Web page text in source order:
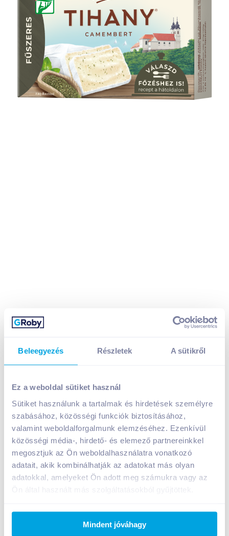
Beleegyezés Részletek A sütikről
Ez a weboldal sütiket használ
Sütiket használunk a tartalmak és hirdetések személyre
szabásához, közösségi funkciók biztosításához,
valamint weboldalforgalmunk elemzéséhez. Ezenkívül
közösségi média-, hirdető- és elemező partnereinkkel
megosztjuk az Ön weboldalhasználatra vonatkozó
adatait, akik kombinálhatják az adatokat más olyan
adatokkal, amelyeket Ön adott meg számukra vagy az
Ön által használt más szolgáltatásokból gyűjtöttek.
Mindent jóváhagy
fűszeres
799Ft /db
Egységár: 6 658 Ft /kg
Nettó eladási ár:
677Ft /db(18% áfa)
KosárbaKosárba